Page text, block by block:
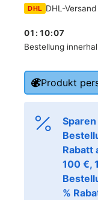
DHL DHL-Versand
Bestellung
01 : 10:06
Produkt
Rabatt
100 €,
%